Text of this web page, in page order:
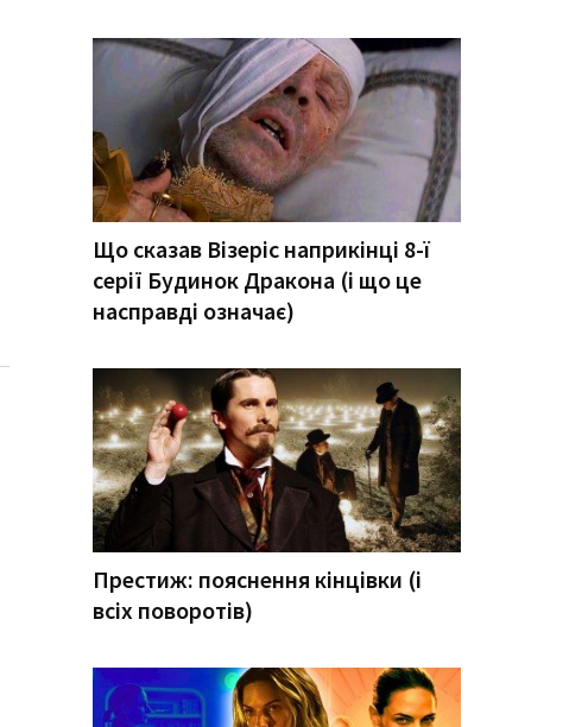
Що сказав Візеріс наприкінці 8-ї
серії Будинок Дракона (і що це
насправді означає)
Престиж: пояснення кінцівки (і
всіх поворотів)